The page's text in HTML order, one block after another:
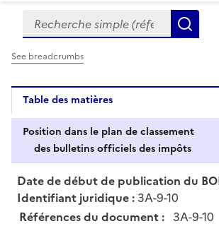
Formulaire
de
recherche
Recherche simple (références,
See breadcrumbs
Table des matières
Position dans le plan de classement
des bulletins officiels des impôts
Date de début de publication du
Identifiant juridique : 3A-9-10
Références du document : 3A-9-10